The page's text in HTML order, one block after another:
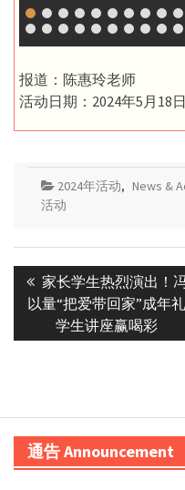
报道：陈惠玲老师
活动日期：2024年5月18日
2024年活动, News &
活动
navigation
Previous
post:
家长学生热烈演出！
以量“把爱带回家”成年礼
学生讲座赢喝彩
通告 Announcement